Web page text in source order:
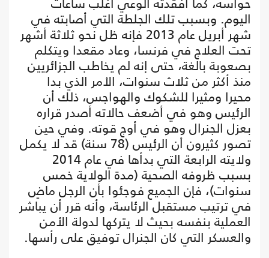
اليوم. وبسبب تلك الجلطة التي أصابته في
شهر أبريل عام 2013 فإنه ظل نحو ثلاثة أشهر
تحت العلاج في فرنسا، وعاد مقعدا ويتكلم
بصعوبة بالغة، حتى إنه لم يخاطب الجزائريين
منذ أكثر من ثلاث سنوات، الأمر الذي بدا
محيرا ومثيرا للشكوك والهواجس، ذلك أن
الرئيس وهو في أضعف حالاته أصدر قراره
بعزل الجنرال وهو في أوج قوته. وفي حين
تصور كثيرون أن الرئيس (78 سنة) قد لا يكمل
ولايته الرابعة التي بدأها في عام 2014
بسبب ظروفه الصحية (مدة الولاية خمس
سنوات)، فإن الجميع فوجئوا بأن الرجل ماضٍ
في ترتيب مستقبل الرئاسة، وأنه قرر أن يباشر
العملية بنفسه بحيث لا يتركها لدولة الأمن
والعسكر التي كان الجنرال توفيق على رأسها.